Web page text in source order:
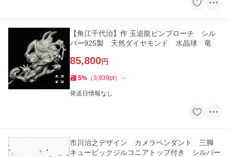
【角江千代治】作 玉追龍ピンブローチ シル
バー925製 天然ダイヤモンド 水晶球 竜
85,800円
5% （3,939pt）
発送日情報なし
市川治之デザイン カメラペンダント 三脚
キュービックジルコニアトップ付き シルバー